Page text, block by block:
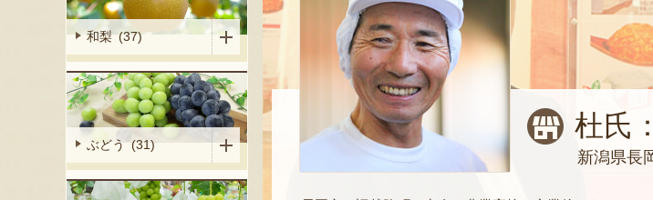
杜氏
新潟県長
和梨 (37)
ぶどう (31)